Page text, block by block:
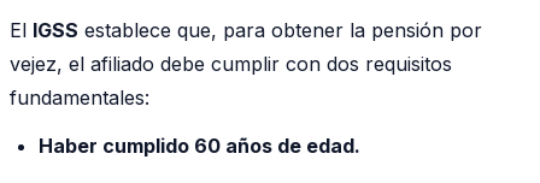
El IGSS establece que, para obtener la pensión por
vejez, el afiliado debe cumplir con dos requisitos
fundamentales:
Haber cumplido 60 años de edad.